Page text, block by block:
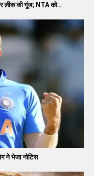
लीक की गूंज; NTA को…
ने भेजा नोटिस